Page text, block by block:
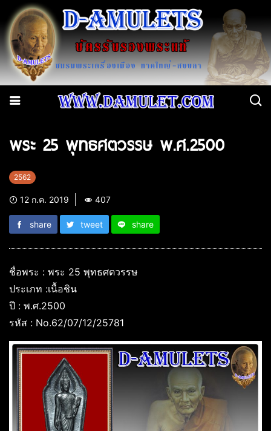
พระ 25 พุทธศตวรรษ พ.ศ.2500
2562
12 ก.ค. 2019 407
share tweet share
ชื่อพระ : พระ 25 พุทธศตวรรษ
ประเภท :เนื้อชิน
ปี : พ.ศ.2500
รหัส : No.62/07/12/25781